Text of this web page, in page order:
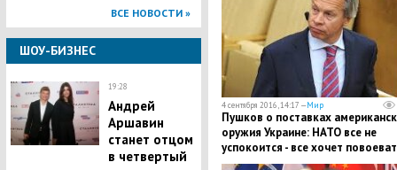
ВСЕ НОВОСТИ »
ШОУ-БИЗНЕС
19:28
Андрей
Аршавин
станет отцом
в четвертый
4 сентября 2016, 14:17 —Мир
Пушков о поставках
оружия Украине: НАТО все не
успокоится - все хочет